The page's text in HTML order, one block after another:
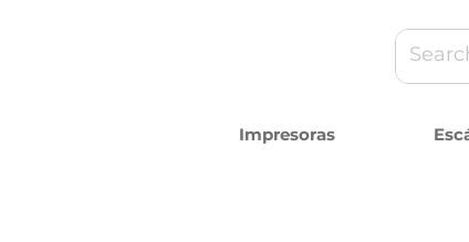
Impresoras